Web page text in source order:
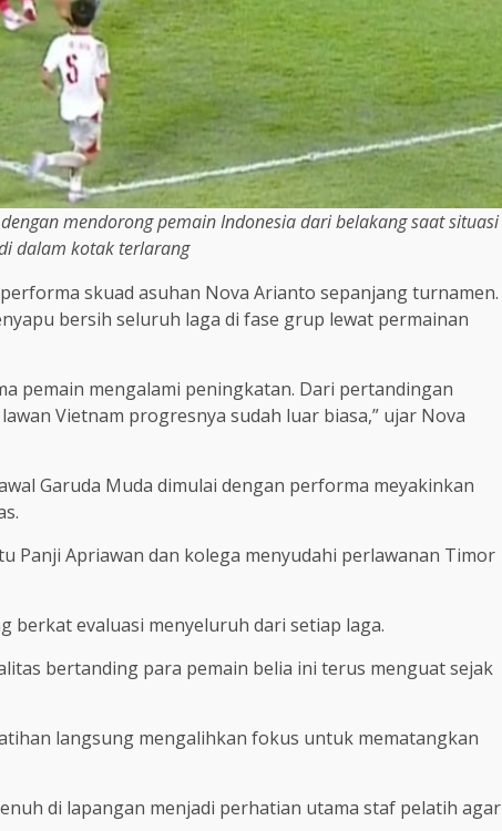
mendorong pemain Indonesia dari belakang saat situasi
dalam kotak terlarang
skuad asuhan Nova Arianto sepanjang turnamen.
bersih seluruh laga di fase grup lewat permainan
pemain mengalami peningkatan. Dari pertandingan
Vietnam progresnya sudah luar biasa,” ujar Nova
Garuda Muda dimulai dengan performa meyakinkan
Panji Apriawan dan kolega menyudahi perlawanan Timor
berkat evaluasi menyeluruh dari setiap laga.
bertanding para pemain belia ini terus menguat sejak
langsung mengalihkan fokus untuk mematangkan
di lapangan menjadi perhatian utama staf pelatih agar